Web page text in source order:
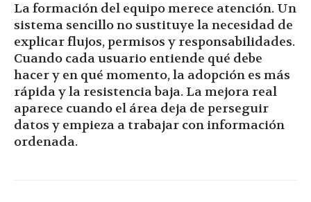
La formación del equipo merece atención. Un
sistema sencillo no sustituye la necesidad de
explicar flujos, permisos y responsabilidades.
Cuando cada usuario entiende qué debe
hacer y en qué momento, la adopción es más
rápida y la resistencia baja. La mejora real
aparece cuando el área deja de perseguir
datos y empieza a trabajar con información
ordenada.